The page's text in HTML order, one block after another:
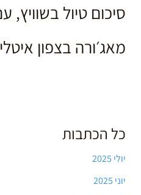
סיכום טיול בשוויץ,
מאג׳ורה בצפון
כל הכתבות
יולי 2025
יוני 2025